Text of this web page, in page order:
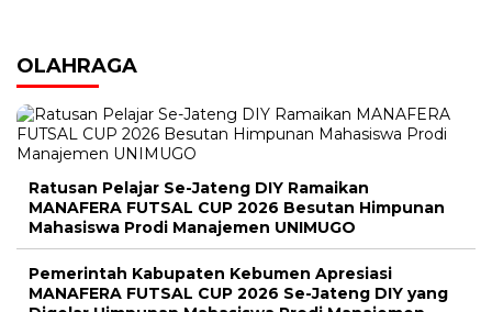
OLAHRAGA
Ratusan Pelajar Se-Jateng DIY Ramaikan
MANAFERA FUTSAL CUP 2026 Besutan Himpunan
Mahasiswa Prodi Manajemen UNIMUGO
Pemerintah Kabupaten Kebumen Apresiasi
MANAFERA FUTSAL CUP 2026 Se-Jateng DIY yang